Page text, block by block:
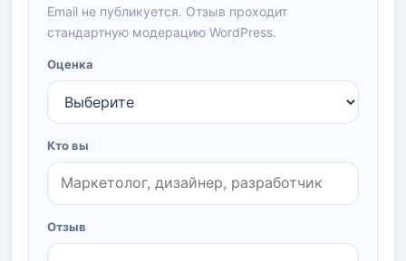
Email не публикуется. Отзыв проходит
стандартную модерацию WordPress.
Оценка
Кто вы
Отзыв